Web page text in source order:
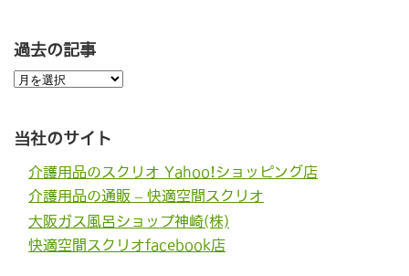
過去の記事
過
去
事
当社のサイト
介護用品のスクリオ Yahoo!ショッピング店
介護用品の通販 – 快適空間スクリオ
大阪ガス風呂ショップ神崎(株)
快適空間スクリオfacebook店